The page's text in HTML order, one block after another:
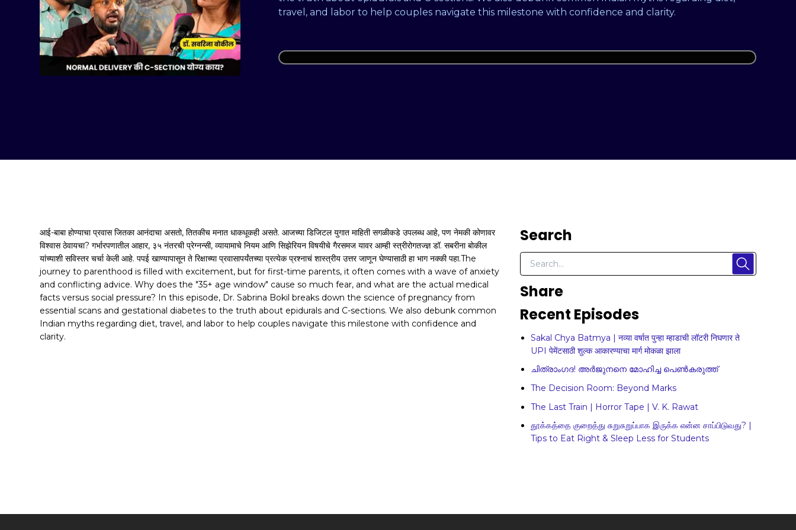
travel, and labor to help couples navigate this milestone with confidence and clarity.
आई-बाबा होण्याचा प्रवास जितका आनंदाचा असतो, तितकीच मनात धाकधूकही असते. आजच्या डिजिटल युगात माहिती सगळीकडे उपलब्ध आहे, पण नेमकी कोणावर
विश्वास ठेवायचा? गर्भारपणातील आहार, ३५ नंतरची प्रेग्नन्सी, व्यायामाचे नियम आणि सिझेरियन विषयीचे गैरसमज यावर आम्ही स्त्रीरोगतज्ज्ञ डॉ. सबरीना बोकील
यांच्याशी सविस्तर चर्चा केली आहे. पपई खाण्यापासून ते रिक्षाच्या प्रवासापर्यंतच्या प्रत्येक प्रश्नाचं शास्त्रीय उत्तर जाणून घेण्यासाठी हा भाग नक्की पहा.The
journey to parenthood is filled with excitement, but for first-time parents, it often comes with a wave of anxiety
and conflicting advice. Why does the "35+ age window" cause so much fear, and what are the actual medical
facts versus social pressure? In this episode, Dr. Sabrina Bokil breaks down the science of pregnancy from
essential scans and gestational diabetes to the truth about epidurals and C-sections. We also debunk common
Indian myths regarding diet, travel, and labor to help couples navigate this milestone with confidence and
clarity.
Search
Share
Recent Episodes
Sakal Chya Batmya | नव्या वर्षात पुन्हा म्हाडाची लॉटरी निघणार ते
UPI पेमेंटसाठी शुल्क आकारण्याचा मार्ग मोकळा झाला
ചിത്രാംഗദ! അർജുനനെ മോഹിച്ച പെൺകരുത്ത്
The Decision Room: Beyond Marks
The Last Train | Horror Tape | V. K. Rawat
தூக்கத்தை குறைத்து சுறுசுறுப்பாக இருக்க என்ன சாப்பிடுவது? |
Tips to Eat Right & Sleep Less for Students